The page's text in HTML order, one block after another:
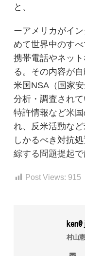
と、
ーアメリカがイ
めて世界中のす
携帯電話やネッ
る。その内容が
米国NSA（国家
分析・調査されて
特許情報など米
れ、反米活動な
しかるべき対抗
綜する問題提起で
Post Views: 915
村山